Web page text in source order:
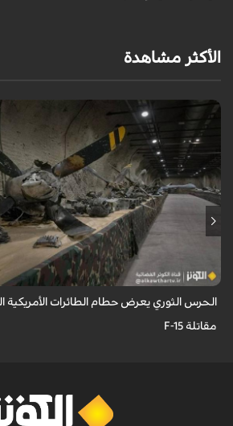
الأكثر مشاهدة
عُرِضت مجموعة كبيرة من بقايا وحطام الطائرات
والإسرائيلية التي تم إسقاطها واصطيادها من قبل
الحرس الثوري يعرض حطام الطائرات
مقاتلة F-15